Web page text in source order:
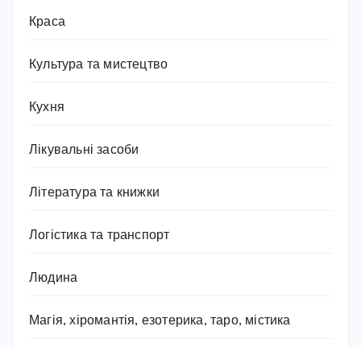
Краса
Культура та мистецтво
Кухня
Лікувальні засоби
Література та книжки
Логістика та транспорт
Людина
Магія, хіромантія, езотерика, таро, містика